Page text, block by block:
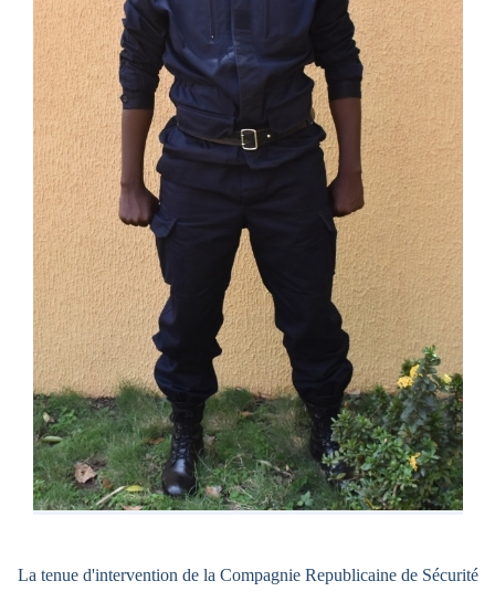
La tenue d'intervention de la Compagnie Republicaine de Sécurité